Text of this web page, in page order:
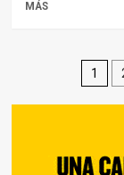
MÁS
de
1